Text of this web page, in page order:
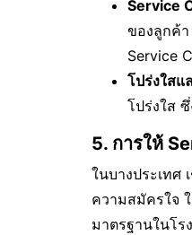
Service
ของลูกค้า
Service
โปร่งใสแ
โปร่งใส
5. การให้
ในบางประเทศ
ความสมัครใจ
มาตรฐานในโร